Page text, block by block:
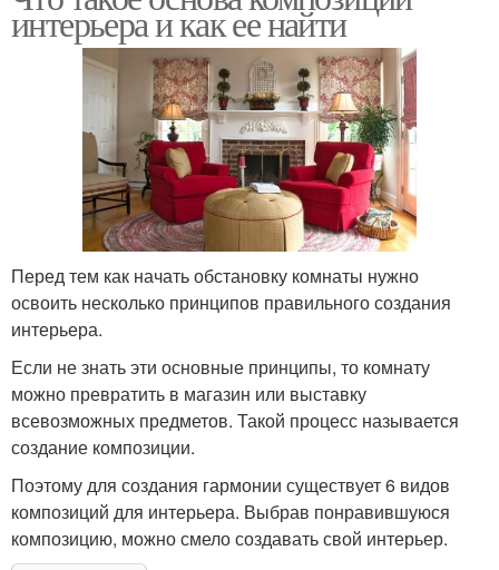
интерьера и как ее найти
Перед тем как начать обстановку комнаты нужно
освоить несколько принципов правильного создания
интерьера.
Если не знать эти основные принципы, то комнату
можно превратить в магазин или выставку
всевозможных предметов. Такой процесс называется
создание композиции.
Поэтому для создания гармонии существует 6 видов
композиций для интерьера. Выбрав понравившуюся
композицию, можно смело создавать свой интерьер.